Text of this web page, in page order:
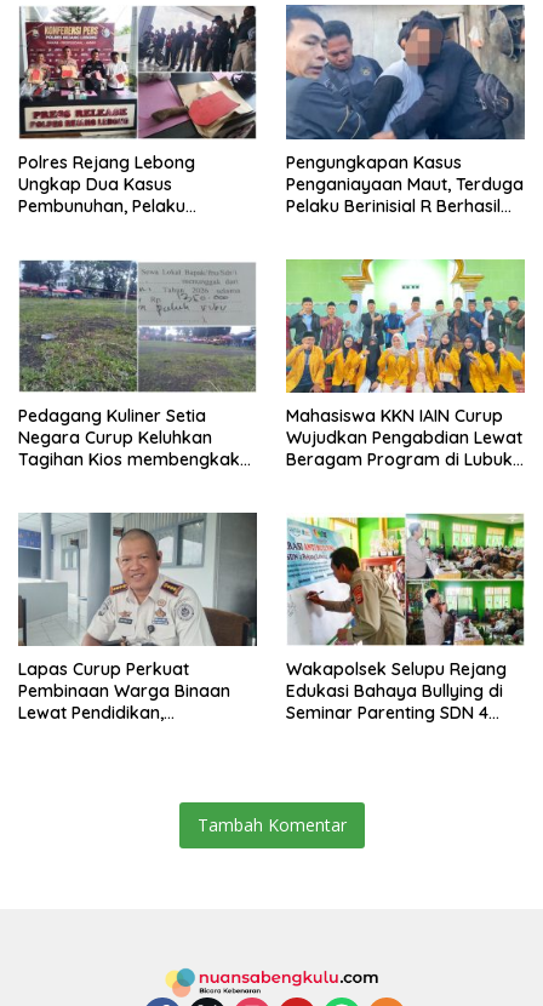
Polres Rejang Lebong
Ungkap Dua Kasus
Pembunuhan, Pelaku
Pengungkapan Kasus
Penganiayaan Maut, Terduga
Pelaku Berinisial R Berhasil
Pedagang Kuliner Setia
Negara Curup Keluhkan
Tagihan Kios membengkak
Mahasiswa KKN IAIN Curup
Wujudkan Pengabdian Lewat
Beragam Program di Lubuk
Lapas Curup Perkuat
Pembinaan Warga Binaan
Lewat Pendidikan,
Wakapolsek Selupu Rejang
Edukasi Bahaya Bullying di
Seminar Parenting SDN 4
Tambah Komentar